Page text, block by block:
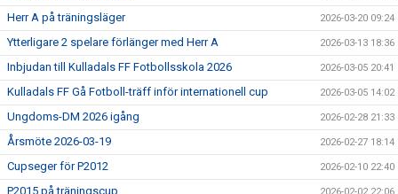
Herr A på träningsläger 2026-03-20 09:24
Ytterligare 2 spelare förlänger med Herr A 2026-03-13 18:36
Inbjudan till Kulladals FF Fotbollsskola 2026 2026-03-05 20:41
Kulladals FF Gå Fotboll-träff inför internationell cup 2026-03-05 14:02
Ungdoms-DM 2026 igång 2026-02-28 21:33
Årsmöte 2026-03-19 2026-02-27 18:14
Cupseger för P2012 2026-02-10 22:40
P2015 på träningscup